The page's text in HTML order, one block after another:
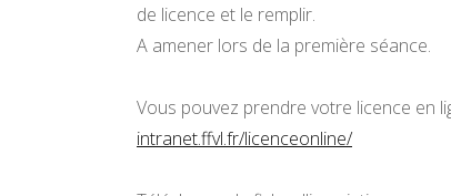
de licence et le remplir.
A amener lors de la première séance.
Vous pouvez prendre votre licence en
intranet.ffvl.fr/licenceonline/